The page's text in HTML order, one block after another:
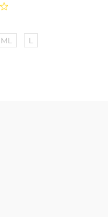
ML L